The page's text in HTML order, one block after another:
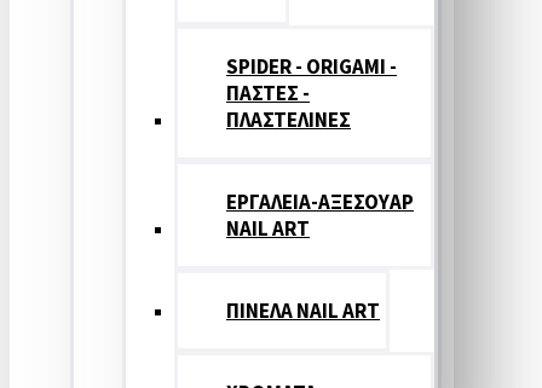
SPIDER - ORIGAMI -
ΠΑΣΤΕΣ -
ΠΛΑΣΤΕΛΙΝΕΣ
ΕΡΓΑΛΕΙΑ-ΑΞΕΣΟΥΑΡ
NAIL ART
ΠΙΝΕΛΑ NAIL ART